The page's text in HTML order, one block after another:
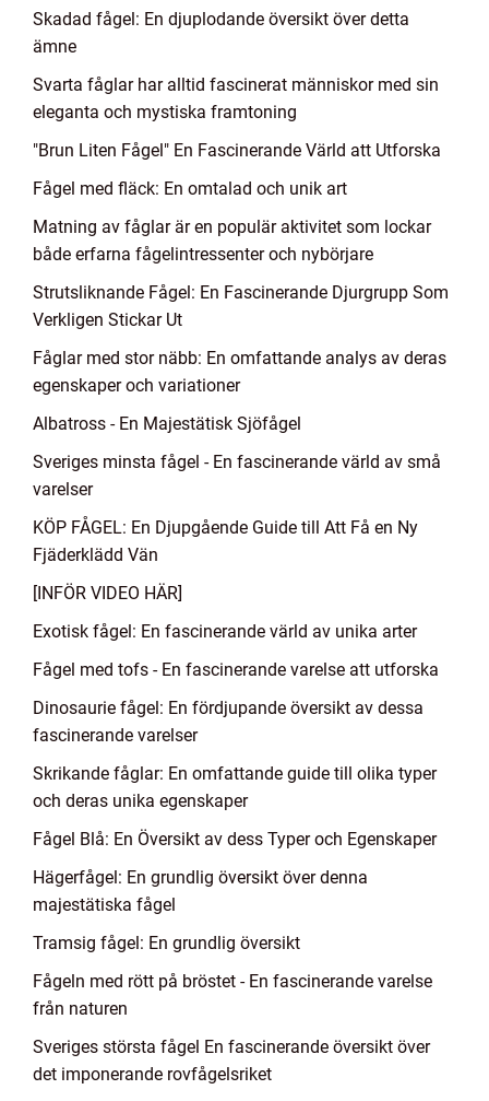
Skadad fågel: En djuplodande översikt över detta
ämne
Svarta fåglar har alltid fascinerat människor med sin
eleganta och mystiska framtoning
"Brun Liten Fågel" En Fascinerande Värld att Utforska
Fågel med fläck: En omtalad och unik art
Matning av fåglar är en populär aktivitet som lockar
både erfarna fågelintressenter och nybörjare
Strutsliknande Fågel: En Fascinerande Djurgrupp Som
Verkligen Stickar Ut
Fåglar med stor näbb: En omfattande analys av deras
egenskaper och variationer
Albatross - En Majestätisk Sjöfågel
Sveriges minsta fågel - En fascinerande värld av små
varelser
KÖP FÅGEL: En Djupgående Guide till Att Få en Ny
Fjäderklädd Vän
[INFÖR VIDEO HÄR]
Exotisk fågel: En fascinerande värld av unika arter
Fågel med tofs - En fascinerande varelse att utforska
Dinosaurie fågel: En fördjupande översikt av dessa
fascinerande varelser
Skrikande fåglar: En omfattande guide till olika typer
och deras unika egenskaper
Fågel Blå: En Översikt av dess Typer och Egenskaper
Hägerfågel: En grundlig översikt över denna
majestätiska fågel
Tramsig fågel: En grundlig översikt
Fågeln med rött på bröstet - En fascinerande varelse
från naturen
Sveriges största fågel En fascinerande översikt över
det imponerande rovfågelsriket